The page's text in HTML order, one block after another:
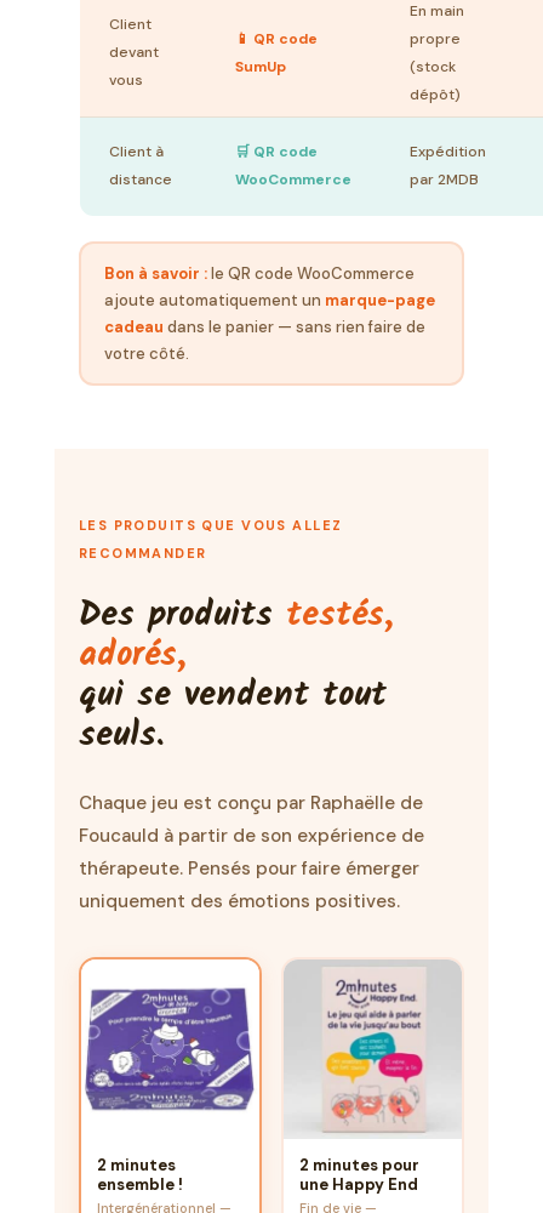
Client
devant
vous
📱 QR code
SumUp
En main
propre
(stock
dépôt)
Client à
distance
🛒 QR code
WooCommerce
Expédition
par 2MDB
Bon à savoir :le QR code WooCommerce
ajoute automatiquement un marque-page
cadeau dans le panier — sans rien faire de
votre côté.
LES PRODUITS QUE VOUS ALLEZ
RECOMMANDER
Des produits testés,
adorés,
qui se vendent tout
seuls.
Chaque jeu est conçu par Raphaëlle de
Foucauld à partir de son expérience de
thérapeute. Pensés pour faire émerger
uniquement des émotions positives.
2 minutes
ensemble !
Intergénérationnel —
2 minutes pour
une Happy End
Fin de vie —